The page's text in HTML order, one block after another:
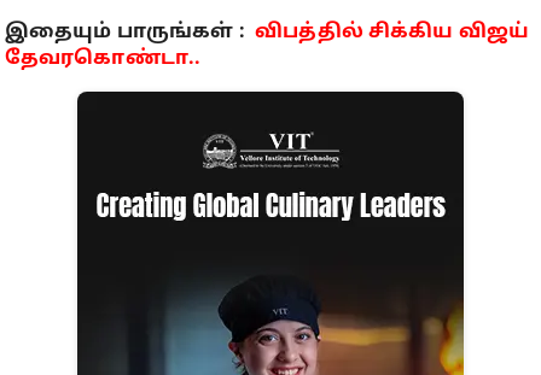
இதையும் பாருங்கள் :விபத்தில் சிக்கிய விஜய்
தேவரகொண்டா..